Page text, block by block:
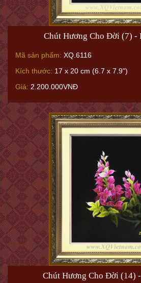
Chút Hương Cho Đời (7) -
Mã sản phẩm: XQ.6116
Kích thước: 17 x 20 cm (6.7 x 7.9")
Giá: 2.200.000VNĐ
Chút Hương Cho Đời (14)